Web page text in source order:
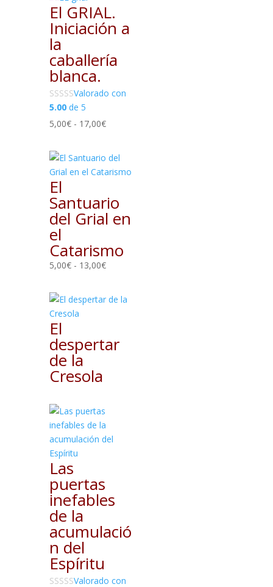
El GRIAL.
Iniciación a
la
caballería
blanca.
Valorado con
5.00de 5
5,00€ - 17,00€Rango
desde
5,00€
17,00€
El
Santuario
del Grial en
el
Catarismo
5,00€ - 13,00€Rango
desde
13,00€
El
despertar
de la
Cresola
Las
puertas
inefables
de la
acumulació
n del
Espíritu
Valorado con